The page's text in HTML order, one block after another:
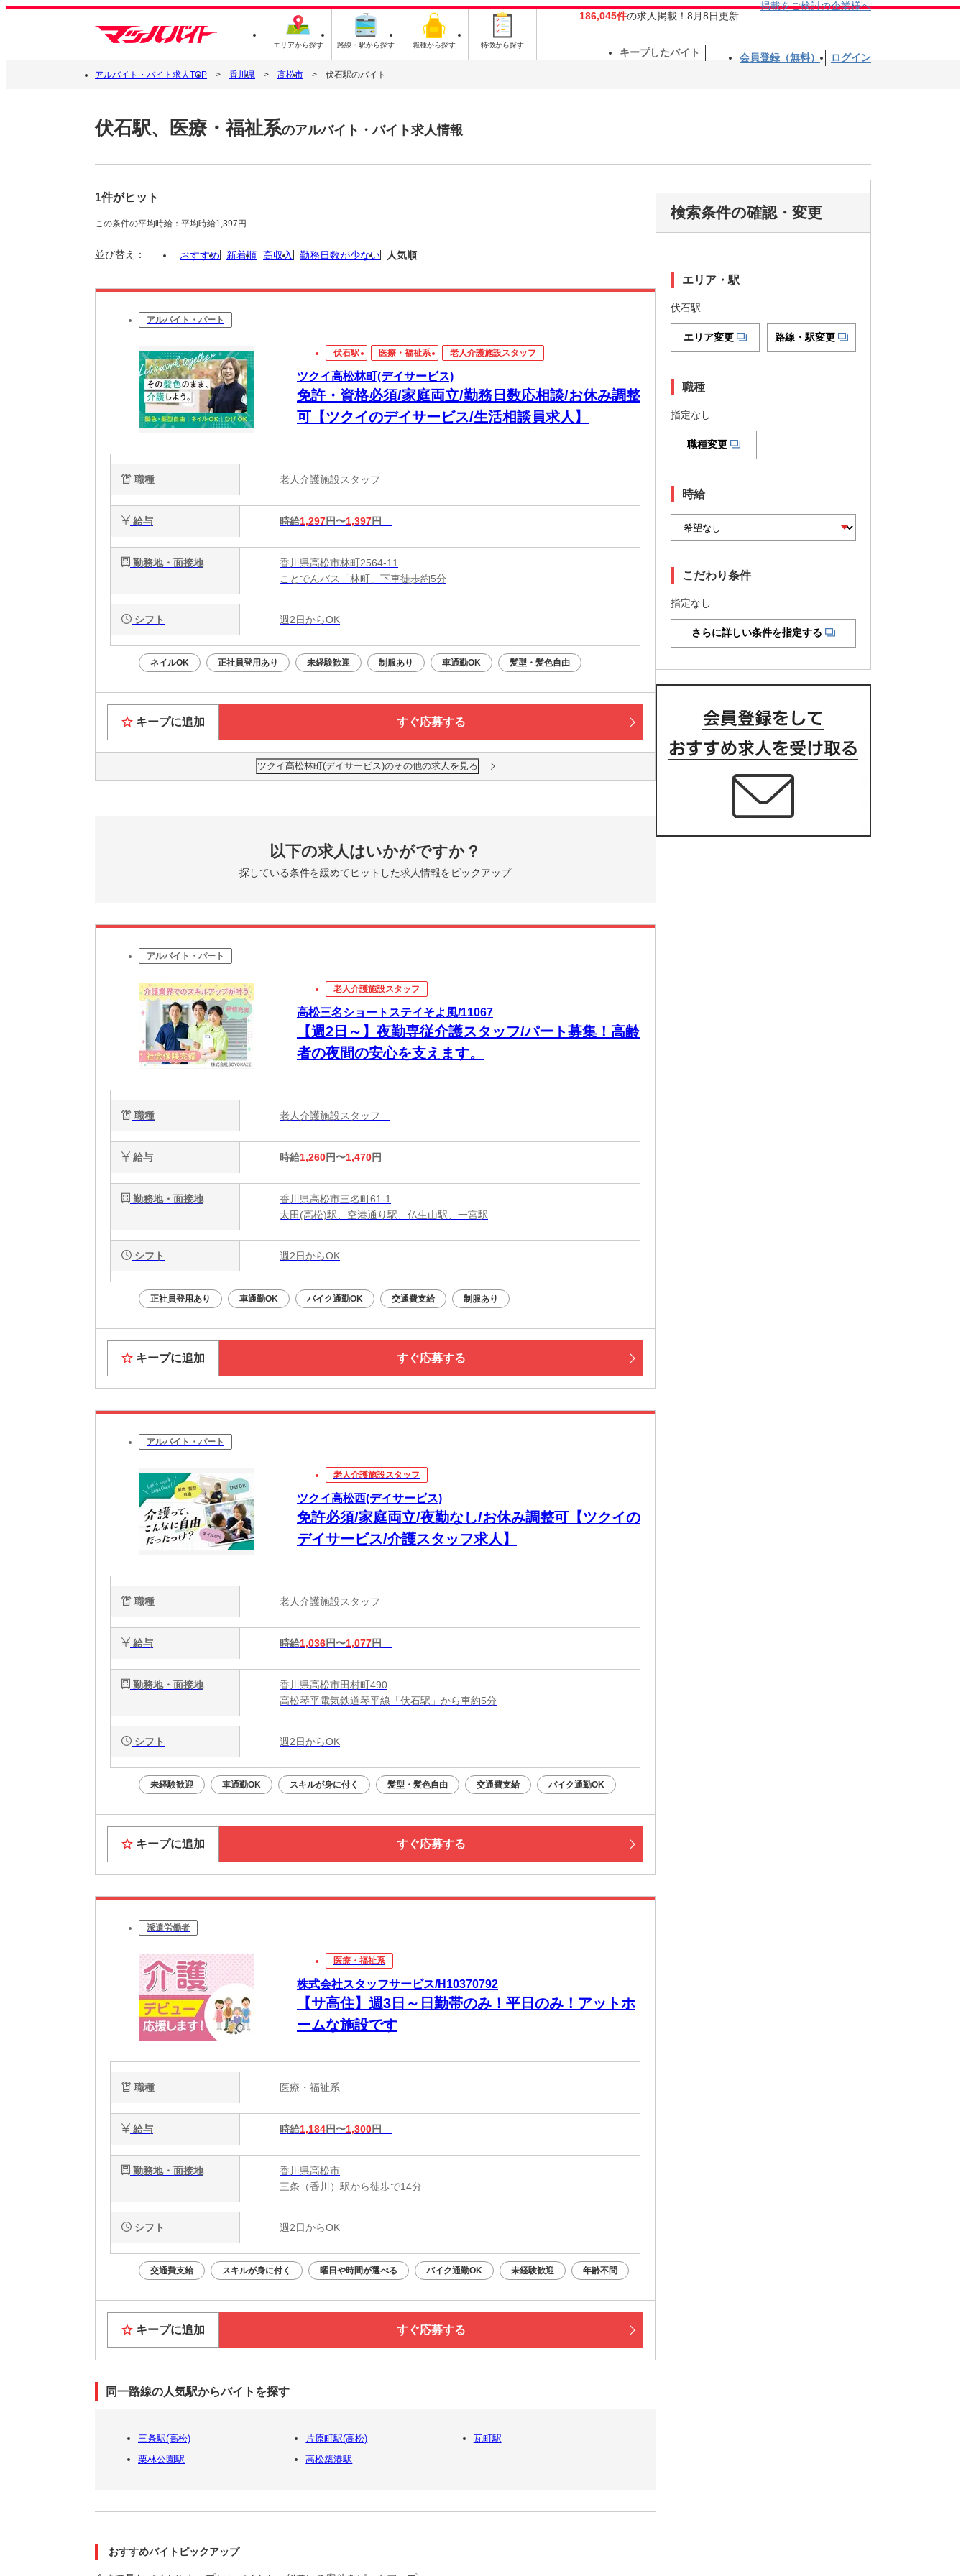
エリアから探す 路線・駅から探す 職種から探す 特徴から探す
186,045件の求人掲載！8月8日更新
掲載をご検討の企業様へ
キープしたバイト 会員登録（無料） ログイン
アルバイト・バイト求人TOP 香川県 高松市 伏石駅のバイト
伏石駅、医療・福祉系のアルバイト・バイト求人情報
1件がヒット
この条件の平均時給：平均時給1,397円
並び替え： おすすめ 新着順 高収入 勤務日数が少ない 人気順
アルバイト・パート
伏石駅 医療・福祉系 老人介護施設スタッフ
ツクイ高松林町(デイサービス)
免許・資格必須/家庭両立/勤務日数応相談/お休み調整
可【ツクイのデイサービス/生活相談員求人】
職種 老人介護施設スタッフ
給与 時給1,297円〜1,397円
勤務地・面接地
香川県高松市林町2564-11
ことでんバス「林町」下車徒歩約5分
シフト 週2日からOK
ネイルOK 正社員登用あり 未経験歓迎 制服あり 車通勤OK 髪型・髪色自由
キープに追加 すぐ応募する
ツクイ高松林町(デイサービス)のその他の求人を見る
以下の求人はいかがですか？
探している条件を緩めてヒットした求人情報をピックアップ
アルバイト・パート
老人介護施設スタッフ
高松三名ショートステイそよ風/11067
【週2日～】夜勤専従介護スタッフ/パート募集！高齢
者の夜間の安心を支えます。
職種 老人介護施設スタッフ
給与 時給1,260円〜1,470円
勤務地・面接地
香川県高松市三名町61-1
太田(高松)駅、空港通り駅、仏生山駅、一宮駅
シフト 週2日からOK
正社員登用あり 車通勤OK バイク通勤OK 交通費支給 制服あり
キープに追加 すぐ応募する
アルバイト・パート
老人介護施設スタッフ
ツクイ高松西(デイサービス)
免許必須/家庭両立/夜勤なし/お休み調整可【ツクイの
デイサービス/介護スタッフ求人】
職種 老人介護施設スタッフ
給与 時給1,036円〜1,077円
勤務地・面接地
香川県高松市田村町490
高松琴平電気鉄道琴平線「伏石駅」から車約5分
シフト 週2日からOK
未経験歓迎 車通勤OK スキルが身に付く 髪型・髪色自由 交通費支給 バイク通勤OK
キープに追加 すぐ応募する
派遣労働者
医療・福祉系
株式会社スタッフサービス/H10370792
【サ高住】週3日～日勤帯のみ！平日のみ！アットホ
ームな施設です
職種 医療・福祉系
給与 時給1,184円〜1,300円
勤務地・面接地
香川県高松市
三条（香川）駅から徒歩で14分
シフト 週2日からOK
交通費支給 スキルが身に付く 曜日や時間が選べる バイク通勤OK 未経験歓迎 年齢不問
キープに追加 すぐ応募する
同一路線の人気駅からバイトを探す
三条駅(高松) 片原町駅(高松)
瓦町駅
栗林公園駅
高松築港駅
おすすめバイトピックアップ
検索条件の確認・変更
エリア・駅
伏石駅
エリア変更 路線・駅変更
職種
指定なし
職種変更
時給
こだわり条件
指定なし
さらに詳しい条件を指定する